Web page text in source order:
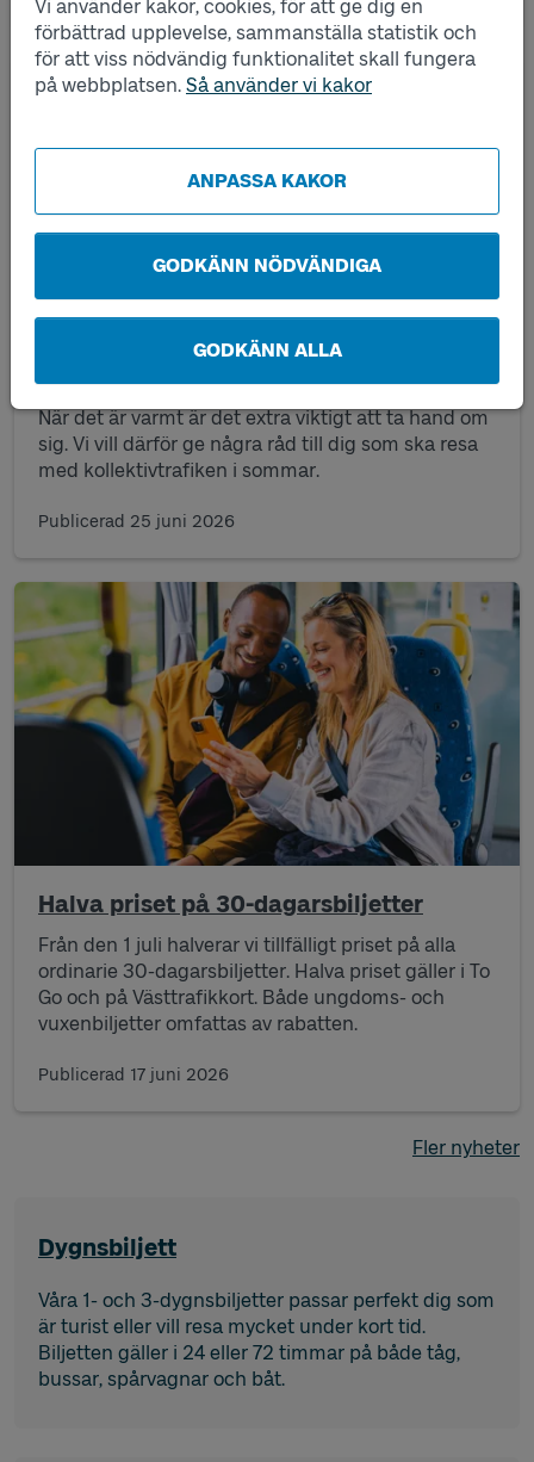
Vi använder kakor, cookies, för att ge dig en
förbättrad upplevelse, sammanställa statistik och
för att viss nödvändig funktionalitet skall fungera
på webbplatsen. Så använder vi kakor
ANPASSA KAKOR
GODKÄNN NÖDVÄNDIGA
GODKÄNN ALLA
Tips vid resor i sommarvärmen
När det är varmt är det extra viktigt att ta hand om
sig. Vi vill därför ge några råd till dig som ska resa
med kollektivtrafiken i sommar.
Publicerad 25 juni 2026
Halva priset på 30-dagarsbiljetter
Från den 1 juli halverar vi tillfälligt priset på alla
ordinarie 30-dagarsbiljetter. Halva priset gäller i To
Go och på Västtrafikkort. Både ungdoms- och
vuxenbiljetter omfattas av rabatten.
Publicerad 17 juni 2026
Fler nyheter
Dygnsbiljett
Våra 1- och 3-dygnsbiljetter passar perfekt dig som
är turist eller vill resa mycket under kort tid.
Biljetten gäller i 24 eller 72 timmar på både tåg,
bussar, spårvagnar och båt.